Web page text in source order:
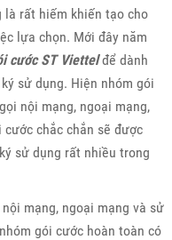
là rất hiếm khiến tạo cho
lựa chọn. Mới đây năm
cước ST Viettelđể dành
sử dụng. Hiện nhóm gói
nội mạng, ngoại mạng,
chắc chắn sẽ được
sử dụng rất nhiều trong
mạng, ngoại mạng và sử
gói cước hoàn toàn có